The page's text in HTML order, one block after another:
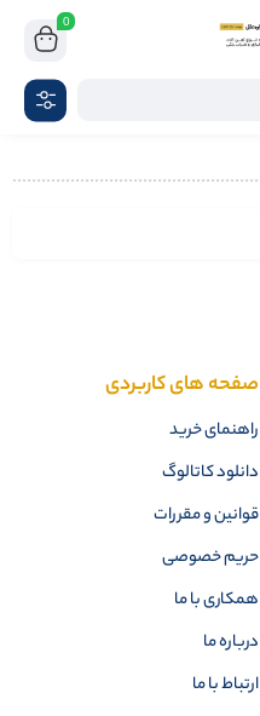
0
صفحه های کاربردی
راهنمای خرید
دانلود کاتالوگ
قوانین و مقررات
حریم خصوصی
همکاری با ما
درباره ما
ارتباط با ما